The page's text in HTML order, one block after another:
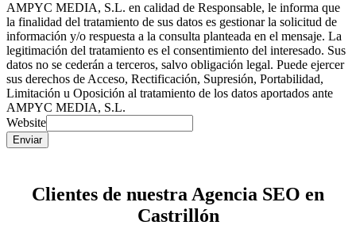
AMPYC MEDIA, S.L. en calidad de Responsable, le informa que
la finalidad del tratamiento de sus datos es gestionar la solicitud de
información y/o respuesta a la consulta planteada en el mensaje. La
legitimación del tratamiento es el consentimiento del interesado. Sus
datos no se cederán a terceros, salvo obligación legal. Puede ejercer
sus derechos de Acceso, Rectificación, Supresión, Portabilidad,
Limitación u Oposición al tratamiento de los datos aportados ante
AMPYC MEDIA, S.L.
Website
Enviar
Clientes de nuestra Agencia SEO en
Castrillón